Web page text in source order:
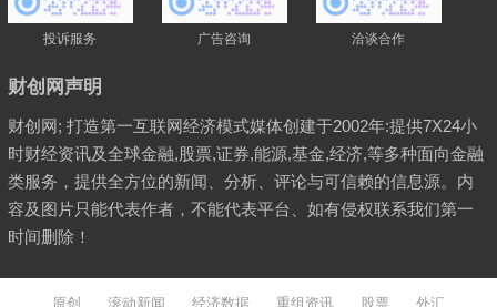
投诉服务 广告咨询 洽谈合作
财创网声明
财创网; 打造第一互联网经济模式媒体创建于2002年:提供7X24小
时财经资讯及全球金融,股票,证券,能源,基金,经济,等多种面向金融
类服务，提供全方位的新闻、分析、评论与可信赖的信息源。内
容及图片只能代表作者，不能代表平台、如有侵权联系我们第一
时间删除！
原创 滚动新闻 经济数据 重组资讯 股票 外汇